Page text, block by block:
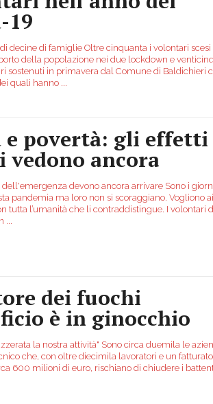
19
decine di famiglie Oltre cinquanta i volontari scesi
della popolazione nei due lockdown e
sostenuti in primavera dal Comune di Baldichieri
quali hanno
e povertà: gli effetti
vedono ancora
devono ancora arrivare Sono i
pandemia ma loro non si scoraggiano. Vogliono
tutta l’umanità che li contraddistingue. I volontari
dei fuochi
è in ginocchio
la nostra attività" Sono circa duemila le
che, con oltre diecimila lavoratori e un fatturato
600 milioni di euro, rischiano di chiudere i